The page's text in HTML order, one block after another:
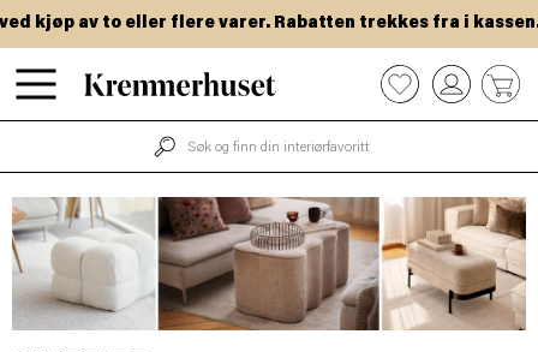
Hopp
til
hovedinnhold
kjøp av to eller flere varer. Rabatten trekkes fra i kassen.
0